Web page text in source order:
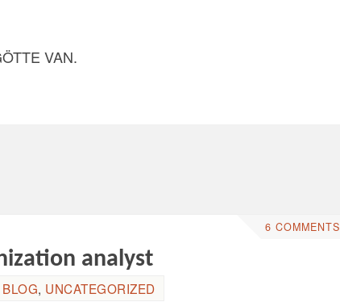
VAN.
6 COMMENTS
analyst
BLOG, UNCATEGORIZED